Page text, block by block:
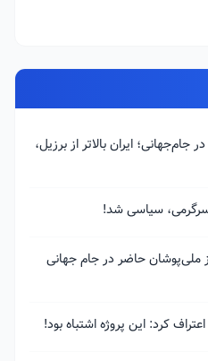
ایران بالاتر از برزیل،
سیاسی شد!
حاضر در جام جهانی
کرد: این پروژه اشتباه بود!